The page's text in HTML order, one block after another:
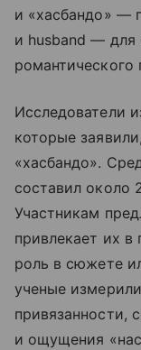
и «хасбандо» —
и husband — для
романтического
Исследователи
которые
«хасбандо».
составил около
Участникам
привлекает их в
роль в сюжете
ученые
привязанности,
и ощущения